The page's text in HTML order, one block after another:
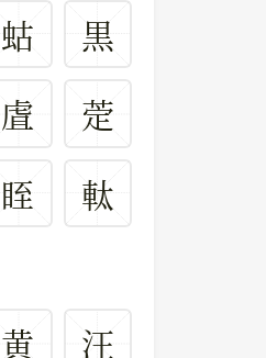
蛄
黒
虘
萣
眰 軚
黄 汪